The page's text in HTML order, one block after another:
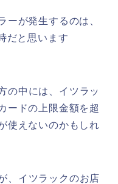
ーが発生するのは、
だと思います
の中には、イツラッ
ードの上限金額を超
使えないのかもしれ
、イツラックのお店